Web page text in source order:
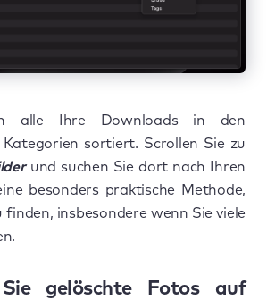
alle Ihre Downloads in den
sortiert. Scrollen Sie zu
und suchen Sie dort nach Ihren
besonders praktische Methode,
finden, insbesondere wenn Sie viele
gelöschte Fotos auf